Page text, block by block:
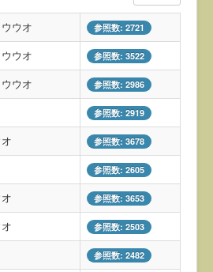
ウオ 参照数: 2721
ウオ 参照数: 3522
ウオ 参照数: 2986
参照数: 2919
参照数: 3678
参照数: 2605
参照数: 3653
参照数: 2503
参照数: 2482